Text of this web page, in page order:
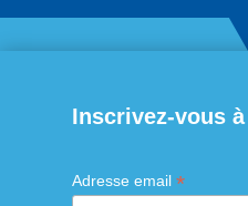
Inscrivez-vous
Adresse email *